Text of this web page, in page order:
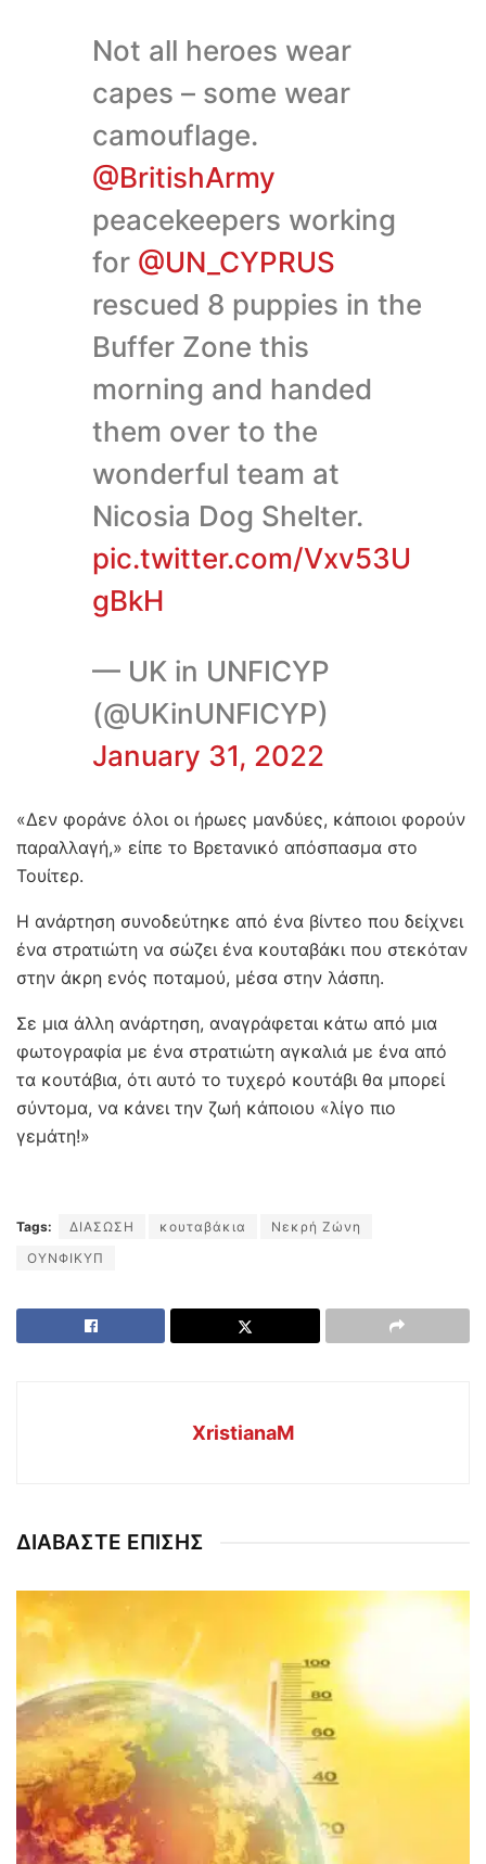
Not all heroes wear
capes – some wear
camouflage.
@BritishArmy
peacekeepers working
for @UN_CYPRUS
rescued 8 puppies in the
Buffer Zone this
morning and handed
them over to the
wonderful team at
Nicosia Dog Shelter.
pic.twitter.com/Vxv53U
gBkH
— UK in UNFICYP
(@UKinUNFICYP)
January 31, 2022
«Δεν φοράνε όλοι οι ήρωες μανδύες, κάποιοι φορούν
παραλλαγή,» είπε το Βρετανικό απόσπασμα στο
Τουίτερ.
Η ανάρτηση συνοδεύτηκε από ένα βίντεο που δείχνει
ένα στρατιώτη να σώζει ένα κουταβάκι που στεκόταν
στην άκρη ενός ποταμού, μέσα στην λάσπη.
Σε μια άλλη ανάρτηση, αναγράφεται κάτω από μια
φωτογραφία με ένα στρατιώτη αγκαλιά με ένα από
τα κουτάβια, ότι αυτό το τυχερό κουτάβι θα μπορεί
σύντομα, να κάνει την ζωή κάποιου «λίγο πιο
γεμάτη!»
Tags: ΔΙΑΣΩΣΗ κουταβάκια
Νεκρή Ζώνη
ΟΥΝΦΙΚΥΠ
XristianaM
ΔΙΑΒΑΣΤΕ ΕΠΙΣΗΣ